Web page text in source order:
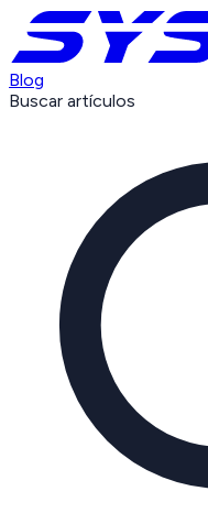
Blog
Buscar artículos